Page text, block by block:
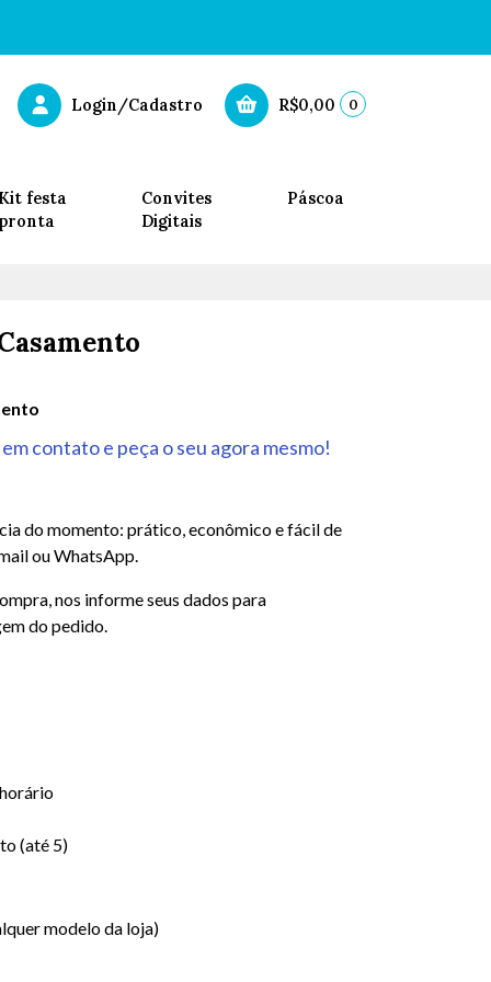
Login/Cadastro R$0,00 0
festa
Convites
Digitais
Páscoa
contato e peça o seu agora mesmo!
do momento: prático, econômico e fácil de
ou WhatsApp.
nos informe seus dados para
do pedido.
(até 5)
modelo da loja)